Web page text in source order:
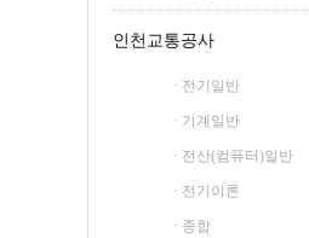
인천교통공사
· 전기일반
· 기계일반
· 전산(컴퓨터)일반
· 전기이론
· 종합